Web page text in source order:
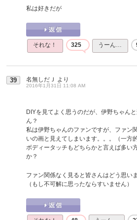
私は好きだが
それな！ 325 うーん…
39 名無しだＪ より
2016年1月31日 11:08 AM
DIYを見てよく思うのだが、伊野ちゃん
ん？
私は伊野ちゃんのファンですが、ファン
いの画と見えてしまいます。。。（一方
ボディータッチもどちらかと言えば多い
か？
ファン関係なく見ると皆さんはどう思い
（もし不可解に思ったならすいません）